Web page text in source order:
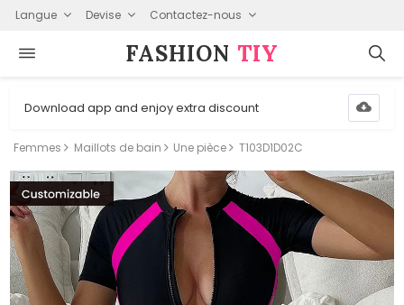
Langue Devise Contactez-nous
FASHION⁠ TIY
Download app and enjoy extra discount
Femmes Maillots de bain Une pièce T103D1D02C